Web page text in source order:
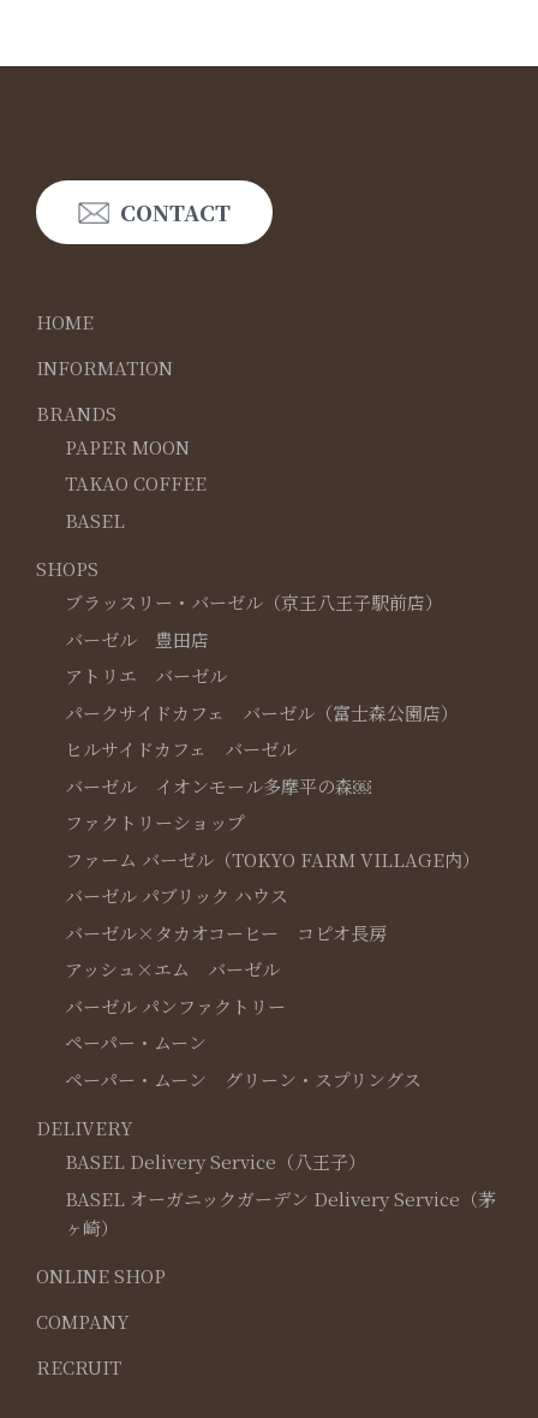
CONTACT
HOME
INFORMATION
BRANDS
PAPER MOON
TAKAO COFFEE
BASEL
SHOPS
ブラッスリー・バーゼル（京王八王子駅前店）
バーゼル 豊田店
アトリエ バーゼル
パークサイドカフェ バーゼル（富士森公園店）
ヒルサイドカフェ バーゼル
バーゼル イオンモール多摩平の森￼
ファクトリーショップ
ファーム バーゼル（TOKYO FARM VILLAGE内）
バーゼル パブリック ハウス
バーゼル×タカオコーヒー コピオ長房
アッシュ×エム バーゼル
バーゼル パンファクトリー
ペーパー・ムーン
ペーパー・ムーン グリーン・スプリングス
DELIVERY
BASEL Delivery Service（八王子）
BASEL オーガニックガーデン Delivery Service（茅
ヶ崎）
ONLINE SHOP
COMPANY
RECRUIT